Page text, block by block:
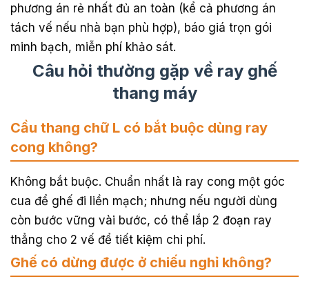
phương án rẻ nhất đủ an toàn (kể cả phương án
tách vế nếu nhà bạn phù hợp), báo giá trọn gói
minh bạch, miễn phí khảo sát.
Câu hỏi thường gặp về ray ghế
thang máy
Cầu thang chữ L có bắt buộc dùng ray
cong không?
Không bắt buộc. Chuẩn nhất là ray cong một góc
cua để ghế đi liền mạch; nhưng nếu người dùng
còn bước vững vài bước, có thể lắp 2 đoạn ray
thẳng cho 2 vế để tiết kiệm chi phí.
Ghế có dừng được ở chiếu nghỉ không?